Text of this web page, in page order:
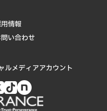
情報
い合わせ
ルメディアアカウント